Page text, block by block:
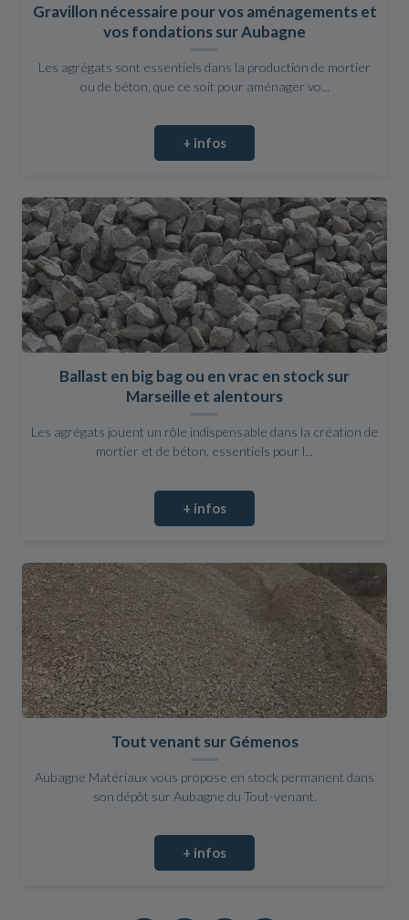
Gravillon nécessaire pour vos aménagements et
vos fondations sur Aubagne
Les agrégats sont essentiels dans la production de mortier
ou de béton, que ce soit pour aménager vo...
+ infos
Ballast en big bag ou en vrac en stock sur
Marseille et alentours
Les agrégats jouent un rôle indispensable dans la création de
mortier et de béton, essentiels pour l...
+ infos
Tout venant sur Gémenos
Aubagne Matériaux vous propose en stock permanent dans
son dépôt sur Aubagne du Tout-venant.
+ infos